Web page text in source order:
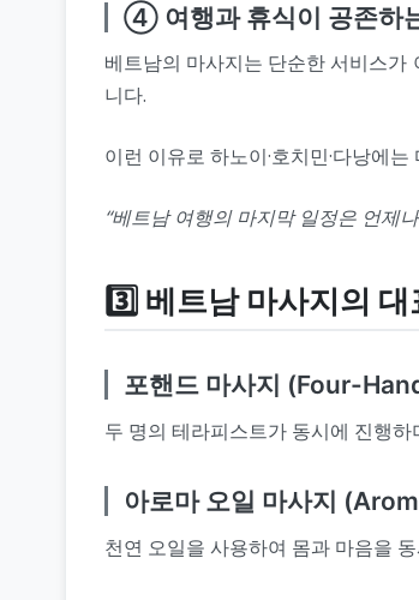
④ 여행과 휴식이 공존하
베트남의 마사지는 단순한 서비스가
니다.
이런 이유로 하노이·호치민·다낭에
“베트남 여행의 마지막 일정은 언제
3️⃣ 베트남 마사지의
포핸드 마사지 (Four-
두 명의 테라피스트가 동시에 진행
아로마 오일 마사지
천연 오일을 사용하여 몸과 마음을